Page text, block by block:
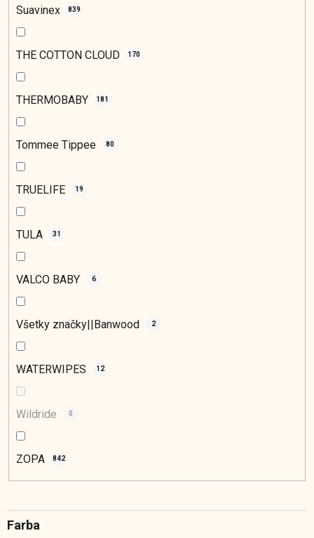
Suavinex 839
THE COTTON CLOUD 170
THERMOBABY 181
Tommee Tippee 80
TRUELIFE 19
TULA 31
VALCO BABY 6
Všetky značky||Banwood 2
WATERWIPES 12
Wildride 0
ZOPA 842
Farba